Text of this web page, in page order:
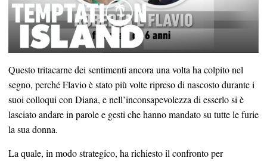
Questo tritacarne dei sentimenti ancora una volta ha colpito nel
segno, perché Flavio è stato più volte ripreso di nascosto durante i
suoi colloqui con Diana, e nell’inconsapevolezza di esserlo si è
lasciato andare in parole e gesti che hanno mandato su tutte le furie
la sua donna.
La quale, in modo strategico, ha richiesto il confronto per